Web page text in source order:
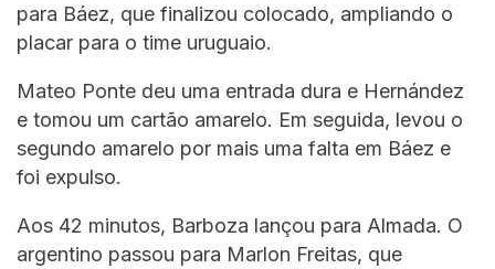
para Báez, que finalizou colocado, ampliando o
placar para o time uruguaio.
Mateo Ponte deu uma entrada dura e Hernández
e tomou um cartão amarelo. Em seguida, levou o
segundo amarelo por mais uma falta em Báez e
foi expulso.
Aos 42 minutos, Barboza lançou para Almada. O
argentino passou para Marlon Freitas, que